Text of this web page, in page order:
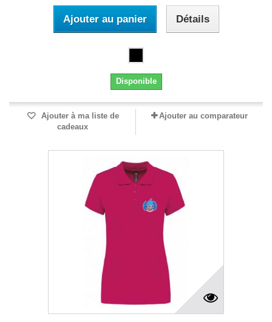
Ajouter au panier Détails
Disponible
Ajouter à ma liste de
cadeaux
Ajouter au comparateur